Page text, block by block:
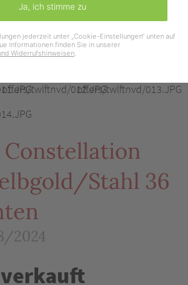
Constellation
Stahl 36
2024
Ja, ich stimme zu
jederzeit unter „Cookie-Einstellungen“ unten auf
Informationen finden Sie in unserer
Widerrufshinweisen.